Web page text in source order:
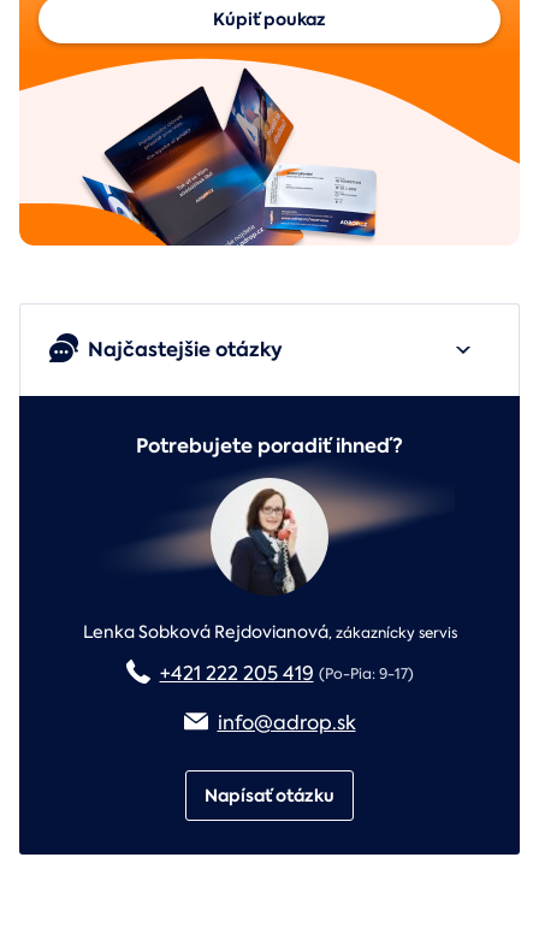
Kúpiť poukaz
Najčastejšie otázky
Potrebujete poradiť ihneď?
Lenka Sobková Rejdovianová,zákaznícky servis
+421 222 205 419 (Po-Pia: 9-17)
info@adrop.sk
Napísať otázku